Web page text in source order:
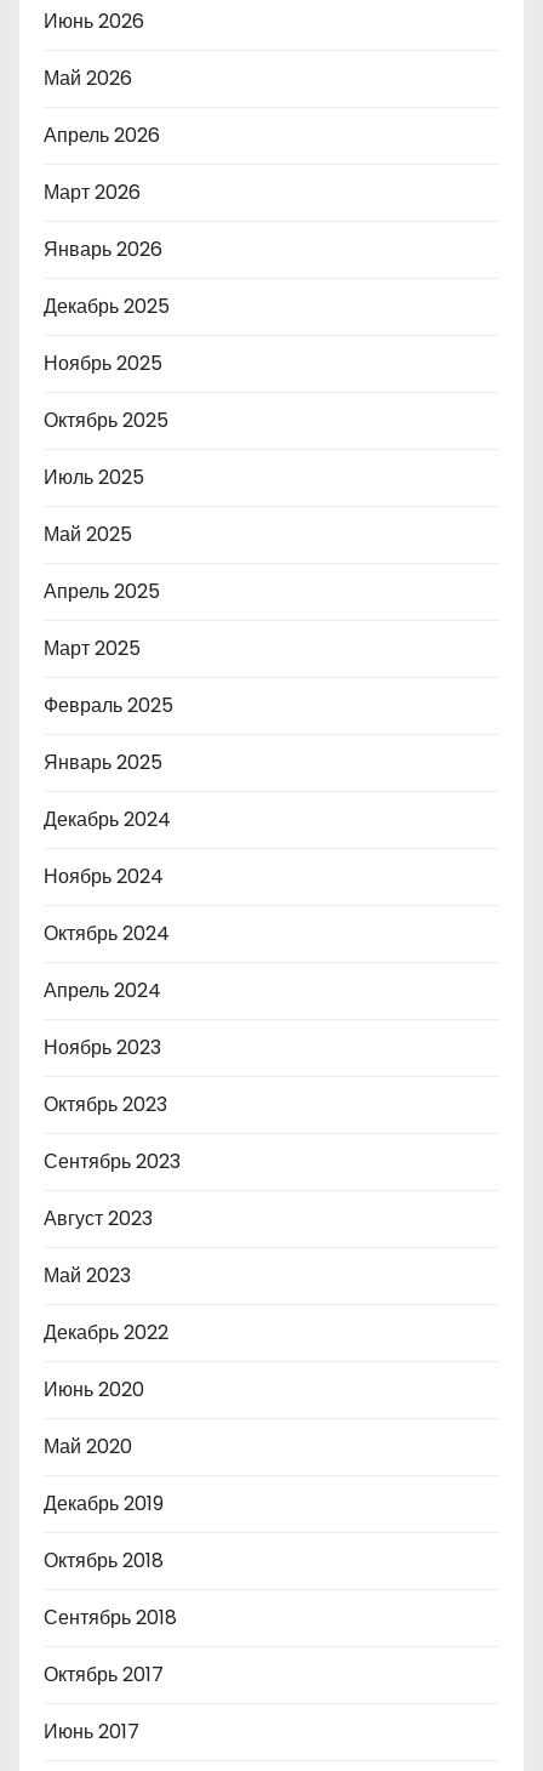
Июнь 2026
Май 2026
Апрель 2026
Март 2026
Январь 2026
Декабрь 2025
Ноябрь 2025
Октябрь 2025
Июль 2025
Май 2025
Апрель 2025
Март 2025
Февраль 2025
Январь 2025
Декабрь 2024
Ноябрь 2024
Октябрь 2024
Апрель 2024
Ноябрь 2023
Октябрь 2023
Сентябрь 2023
Август 2023
Май 2023
Декабрь 2022
Июнь 2020
Май 2020
Декабрь 2019
Октябрь 2018
Сентябрь 2018
Октябрь 2017
Июнь 2017